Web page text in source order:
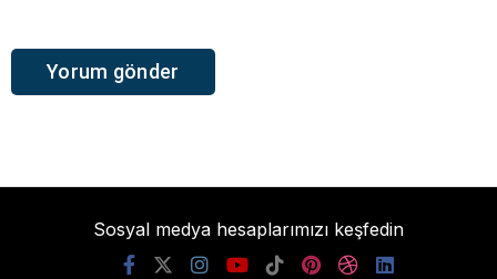
Sosyal medya hesaplarımızı keşfedin